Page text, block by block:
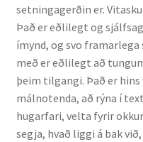
Ritverk og erindi
Bækur
Önnur ritverk
Ritrýndar greinar
setningagerðin er.
Það er eðlilegt og
ímynd, og svo
með er eðlilegt að
þeim tilgangi. Það er
málnotenda, að rýna í
hugarfari, velta fyrir
segja, hvað liggi á bak